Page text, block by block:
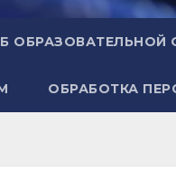
ОБРАЗОВАТЕЛЬНОЙ
ОБРАБОТКА